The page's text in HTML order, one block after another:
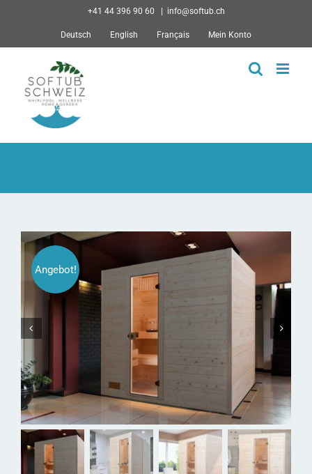
+41 44 396 90 60 info@softub.ch
Deutsch English Français Mein Konto
Angebot!